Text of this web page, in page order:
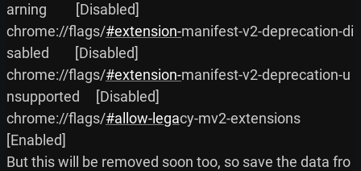
arning         [Disabled]
chrome://flags/#extension-manifest-v2-deprecation-di
sabled        [Disabled]
chrome://flags/#extension-manifest-v2-deprecation-u
nsupported     [Disabled]
chrome://flags/#allow-legacy-mv2-extensions
[Enabled]
But this will be removed soon too, so save the data fro